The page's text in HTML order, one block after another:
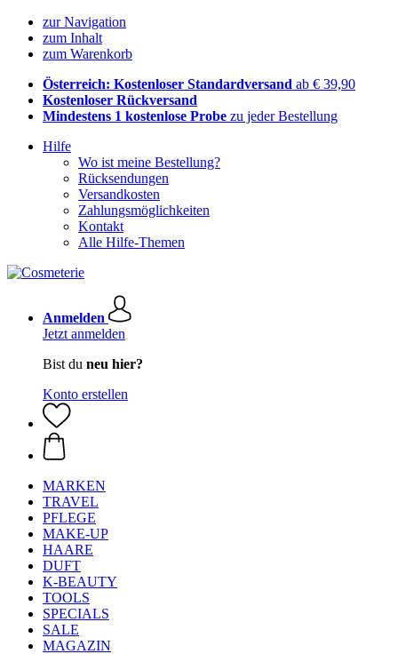
zur Navigation
zum Inhalt
zum Warenkorb
Österreich: Kostenloser Standardversand ab € 39,90
Kostenloser Rückversand
Mindestens 1 kostenlose Probe zu jeder Bestellung
Hilfe
Wo ist meine Bestellung?
Rücksendungen
Versandkosten
Zahlungsmöglichkeiten
Kontakt
Alle Hilfe-Themen
Anmelden
Jetzt anmelden
Bist du neu hier?
Konto erstellen
MARKEN
TRAVEL
PFLEGE
MAKE-UP
HAARE
DUFT
K-BEAUTY
TOOLS
SPECIALS
SALE
MAGAZIN